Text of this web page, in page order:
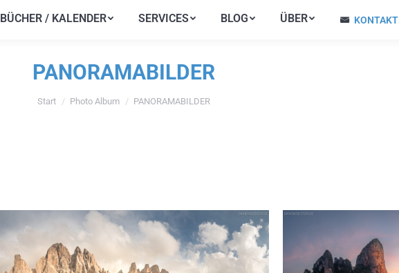
BÜCHER / KALENDER SERVICES BLOG ÜBER KONTAKT
PANORAMABILDER
Sie befinden sich hier:
Start Photo Album PANORAMABILDER
BÜCHER / KALENDER SERVICES BLOG ÜBER KONTAKT